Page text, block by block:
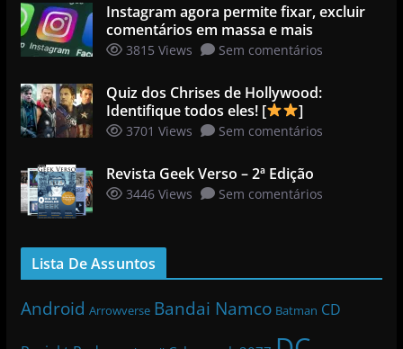
Instagram agora permite fixar, excluir
comentários em massa e mais
3815 Views Sem comentários
Quiz dos Chrises de Hollywood:
Identifique todos eles! [
]
3701 Views Sem comentários
Revista Geek Verso – 2ª Edição
3446 Views Sem comentários
Lista De Assuntos
Android Arrowverse Bandai Namco Batman CD